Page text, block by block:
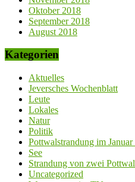
Oktober 2018
September 2018
August 2018
Kategorien
Aktuelles
Jeversches Wochenblatt
Leute
Lokales
Natur
Politik
Pottwalstrandung im Januar
See
Strandung von zwei
Uncategorized